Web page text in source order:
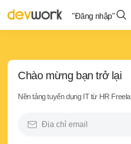
"Đăng nhập"
Chào mừng bạn trở lại
Nền tảng tuyển dụng IT từ HR